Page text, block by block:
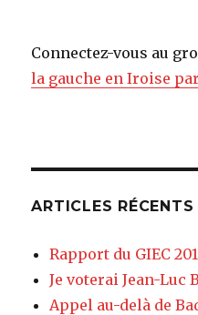
Connectez-vous au
la gauche en Iroise
ARTICLES RÉCENTS
Rapport du GIEC
Je voterai Jean-Luc
Appel au-delà de